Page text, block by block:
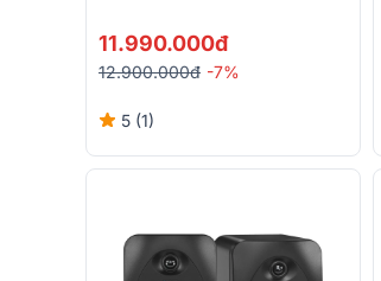
11.990.000đ
12.900.000đ -7%
5 (1)